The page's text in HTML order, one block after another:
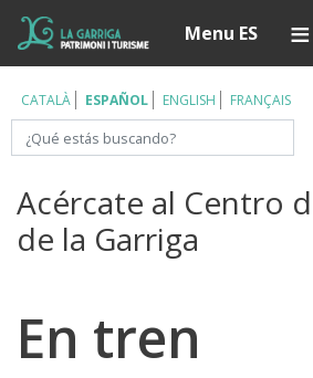
al
principal
Menu ES
CATALÀ ESPAÑOL ENGLISH FRANÇAIS
Buscar
Acércate al Centro
de la Garriga
En tren